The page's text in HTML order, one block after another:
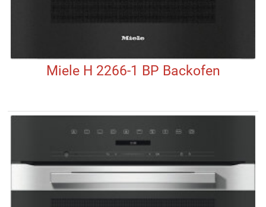
Miele H 2266-1 BP Backofen